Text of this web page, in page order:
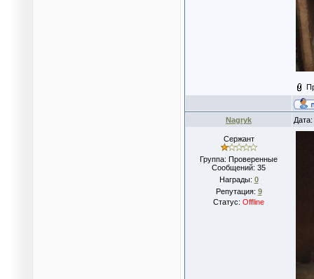
Nagryk
Сержант
Группа: Проверенные
Сообщений: 35
Награды: 0
Репутация: 9
Статус: Offline